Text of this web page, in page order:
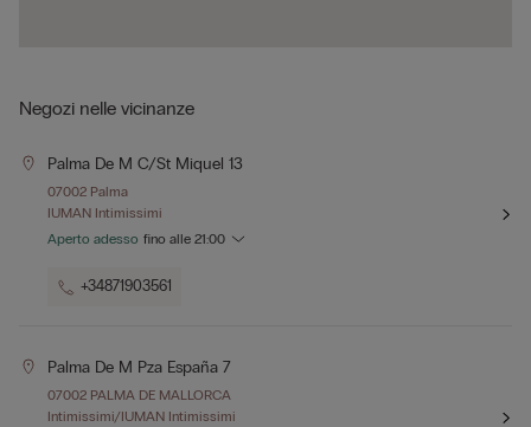
Negozi nelle vicinanze
Palma De M C/st Miquel 13
07002 Palma
IUMAN Intimissimi
Aperto adesso fino alle 21:00
+34871903561
Palma De M Pza España 7
07002 PALMA DE MALLORCA
Intimissimi/IUMAN Intimissimi